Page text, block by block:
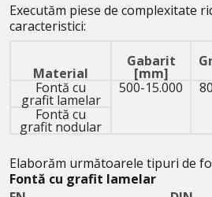
Executăm piese de complexitate
caracteristici:
Material
Gabarit
[mm]
Fontă cu
grafit lamelar
500-15.000
Fontă cu
grafit nodular
Elaborăm următoarele tipuri de
Fontă cu grafit lamelar